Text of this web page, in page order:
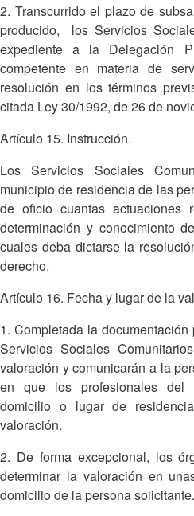
2. Transcurrido el plazo de
producido, los Servicios
expediente a la Delegación
competente en materia de
resolución en los términos
citada Ley 30/1992, de 26 de
Artículo 15. Instrucción.
Los Servicios Sociales
municipio de residencia de las
de oficio cuantas actuaciones
determinación y conocimiento
cuales deba dictarse la
derecho.
Artículo 16. Fecha y lugar de la
1. Completada la
Servicios Sociales
valoración y comunicarán a la
en que los profesionales del
domicilio o lugar de
valoración.
2. De forma excepcional, los
determinar la valoración en
domicilio de la persona solicitante.